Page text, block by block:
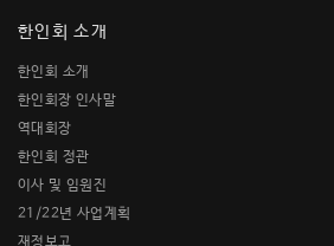
한인회 소개
한인회 소개
한인회장 인사말
역대회장
한인회 정관
이사 및 임원진
21/22년 사업계획
재정보고